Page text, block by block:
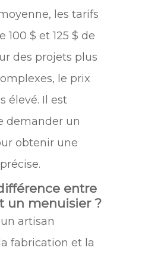
les tarifs
$ et 125 $ de
des projets plus
le prix
élevé. Il est
demander un
obtenir une
entre
un menuisier ?
artisan
fabrication et la